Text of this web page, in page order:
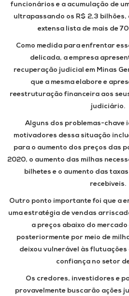
funcionários e a acumulação de
ultrapassando os R$ 2,3 bilhões,
extensa lista de mais de
Como medida para enfrentar
delicada, a empresa
recuperação judicial em Minas
que a mesma elabore e
reestruturação financeira aos
judiciário.
Alguns dos problemas-chave
motivadores dessa situação
para o aumento dos preços das
2020, o aumento das milhas
bilhetes e o aumento das
recebíveis.
Outro ponto importante foi que a
uma estratégia de vendas
a preços abaixo do
posteriormente por meio de
deixou vulnerável às flutuações
confiança no setor
Os credores, investidores e
provavelmente buscarão ações